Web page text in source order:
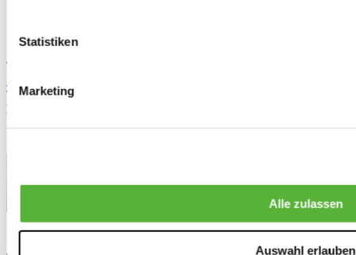
Statistiken
Marketing
Alle zulassen
Auswahl erlauben
TIPP
A4H-TECH Schlüsselanhänger 10x3cm (universal)
Teilenummer: A4H-SH-10X3
Du sparst